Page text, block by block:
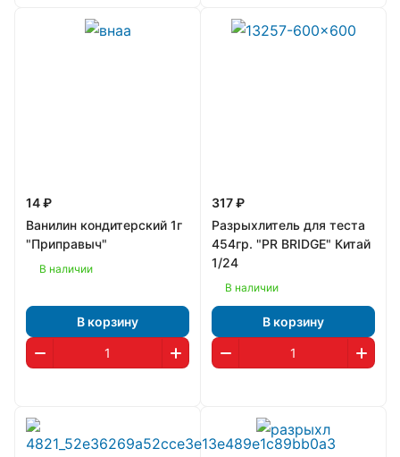
14 ₽
Ванилин кондитерский 1г
"Приправыч"
В наличии
В корзину
317 ₽
Разрыхлитель для теста
454гр. "PR BRIDGE" Китай
1/24
В наличии
В корзину